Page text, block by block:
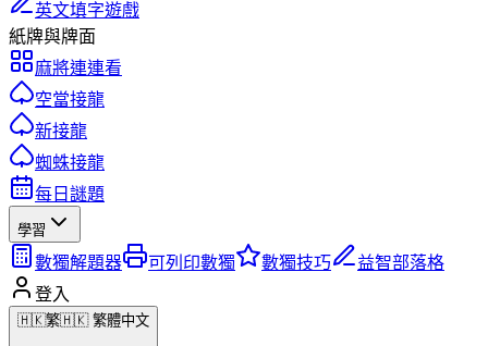
英文填字遊戲
紙牌與牌面
麻將連連看
空當接龍
新接龍
蜘蛛接龍
每日謎題
學習
數獨解題器 可列印數獨 數獨技巧
益智部落格
登入
🇭🇰繁🇭🇰 繁體中文